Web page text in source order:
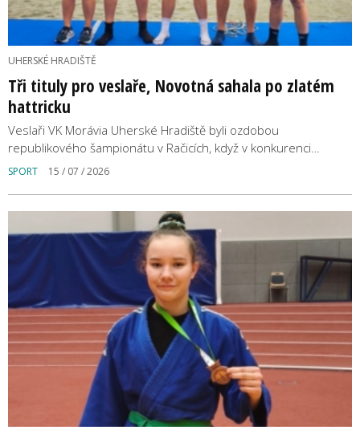
UHERSKÉ HRADIŠTĚ
Tři tituly pro veslaře, Novotná sahala po zlatém
hattricku
Veslaři VK Morávia Uherské Hradiště byli ozdobou
republikového šampionátu v Račicích, když v konkurenci…
SPORT 15 / 07 / 2026